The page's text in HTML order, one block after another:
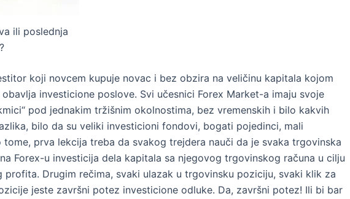
ili poslednja
koji novcem kupuje novac i bez obzira na veličinu kapitala kojom
investicione poslove. Svi učesnici Forex Market-a imaju svoje
pod jednakim tržišnim okolnostima, bez vremenskih i bilo kakvih
bilo da su veliki investicioni fondovi, bogati pojedinci, mali
tome, prva lekcija treba da svakog trejdera nauči da je svaka trgovinska
Forex-u investicija dela kapitala sa njegovog trgovinskog računa u cilju
profita. Drugim rečima, svaki ulazak u trgovinsku poziciju, svaki klik za
jeste završni potez investicione odluke. Da, završni potez! Ili bi bar